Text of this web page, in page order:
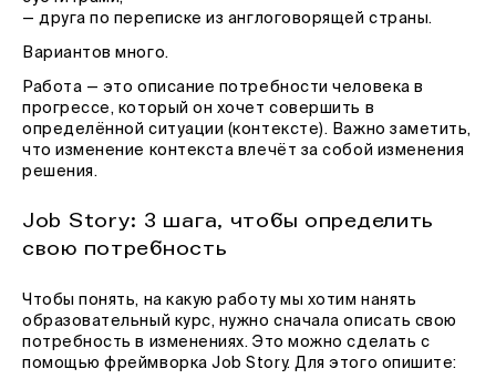
— друга по переписке из англоговорящей страны.
Вариантов много.
Работа — это описание потребности человека в
прогрессе, который он хочет совершить в
определённой ситуации (контексте). Важно заметить,
что изменение контекста влечёт за собой изменения
решения.
Job Story: 3 шага, чтобы определить
свою потребность
Чтобы понять, на какую работу мы хотим нанять
образовательный курс, нужно сначала описать свою
потребность в изменениях. Это можно сделать с
помощью фреймворка Job Story. Для этого опишите: